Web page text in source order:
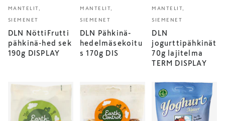
MANTELIT,
SIEMENET
DLN NöttiFrutti
pähkinä-hed sek
190g DISPLAY
MANTELIT,
SIEMENET
DLN Pähkinä-
hedelmäsekoitu
s 170g DIS
MANTELIT,
SIEMENET
DLN
jogurttipähkinät
70g lajitelma
TERM DISPLAY